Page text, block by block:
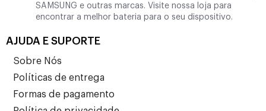
SAMSUNG e outras marcas. Visite nossa loja para
encontrar a melhor bateria para o seu dispositivo.
AJUDA E SUPORTE
Sobre Nós
Políticas de entrega
Formas de pagamento